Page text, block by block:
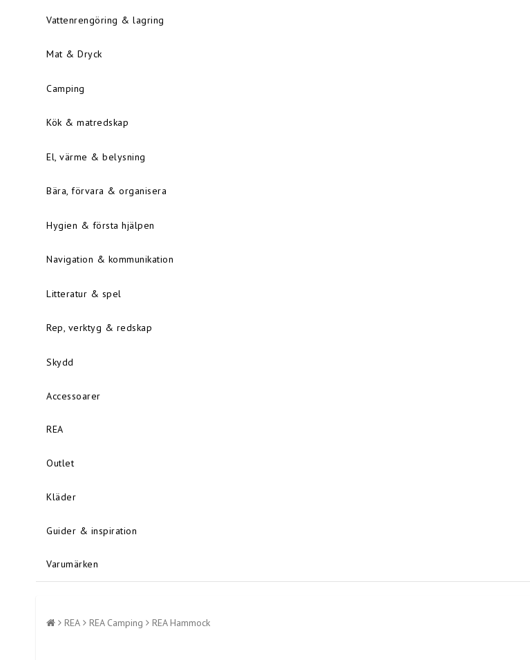
Vattenrengöring & lagring
Mat & Dryck
Camping
Kök & matredskap
El, värme & belysning
Bära, förvara & organisera
Hygien & första hjälpen
Navigation & kommunikation
Litteratur & spel
Rep, verktyg & redskap
Skydd
Accessoarer
REA
Outlet
Kläder
Guider & inspiration
Varumärken
REA REA Camping REA Hammock